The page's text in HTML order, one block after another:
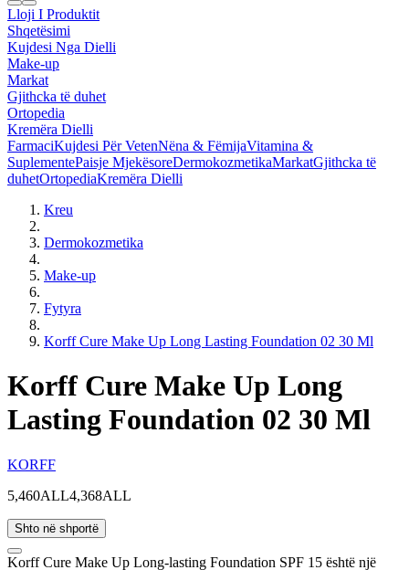
Lloji I Produktit
Shqetësimi
Kujdesi Nga Dielli
Make-up
Markat
Gjithcka të duhet
Ortopedia
Kremëra Dielli
FarmaciKujdesi Për VetenNëna & FëmijaVitamina &
SuplementePaisje MjekësoreDermokozmetikaMarkatGjithcka të
duhetOrtopediaKremëra Dielli
Kreu
Dermokozmetika
Make-up
Fytyra
Korff Cure Make Up Long Lasting Foundation 02 30 Ml
Korff Cure Make Up Long
Lasting Foundation 02 30 Ml
KORFF
5,460ALL4,368ALL
Shto në shportë
Korff Cure Make Up Long-lasting Foundation SPF 15 është një